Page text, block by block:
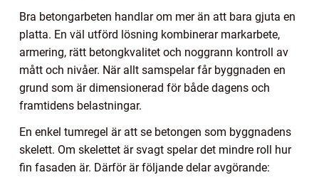
Bra betongarbeten handlar om mer än att bara gjuta en
platta. En väl utförd lösning kombinerar markarbete,
armering, rätt betongkvalitet och noggrann kontroll av
mått och nivåer. När allt samspelar får byggnaden en
grund som är dimensionerad för både dagens och
framtidens belastningar.
En enkel tumregel är att se betongen som byggnadens
skelett. Om skelettet är svagt spelar det mindre roll hur
fin fasaden är. Därför är följande delar avgörande: